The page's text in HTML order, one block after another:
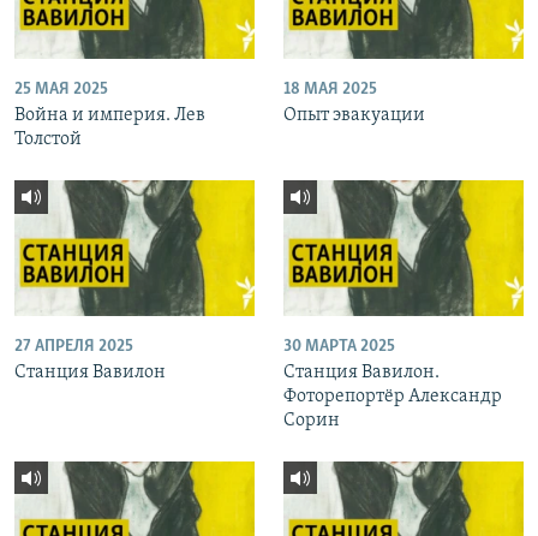
25 МАЯ 2025
Война и империя. Лев
Толстой
18 МАЯ 2025
Опыт эвакуации
27 АПРЕЛЯ 2025
Станция Вавилон
30 МАРТА 2025
Станция Вавилон.
Фоторепортёр Александр
Сорин